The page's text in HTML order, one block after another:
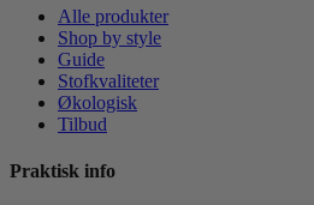
Alle produkter
Shop by style
Guide
Stofkvaliteter
Økologisk
Tilbud
Praktisk info